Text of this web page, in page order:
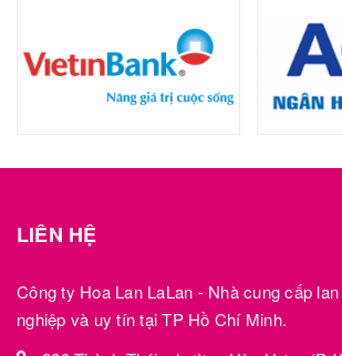
LIÊN HỆ
Công ty Hoa Lan LaLan - Nhà cung cấp
nghiệp và uy tín tại TP Hồ Chí Minh.